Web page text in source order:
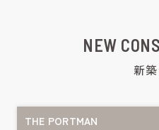
NEW
新
THE PORTMAN